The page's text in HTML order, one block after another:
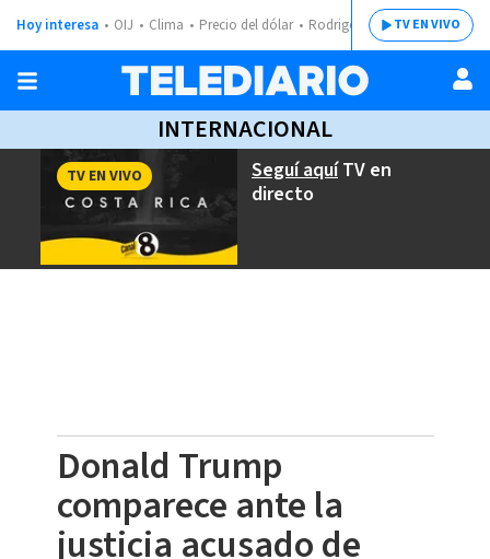
Hoy interesa OIJ Clima Precio del dólar Rodrigo ChavesTV EN VIVO
INTERNACIONAL
Seguí aquíTV en
directo
TV EN VIVO
Donald Trump
comparece ante la
justicia acusado de